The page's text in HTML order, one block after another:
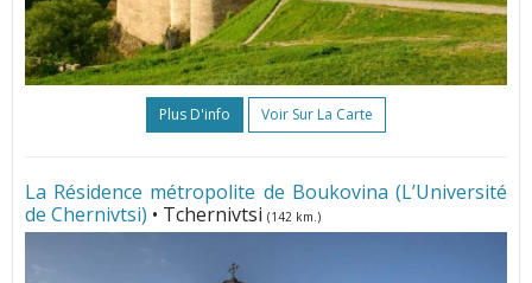
Plus D'info Voir Sur La Carte
La Résidence métropolite de Boukovina (L’Université
de Chernivtsi) • Tchernivtsi (142 km.)